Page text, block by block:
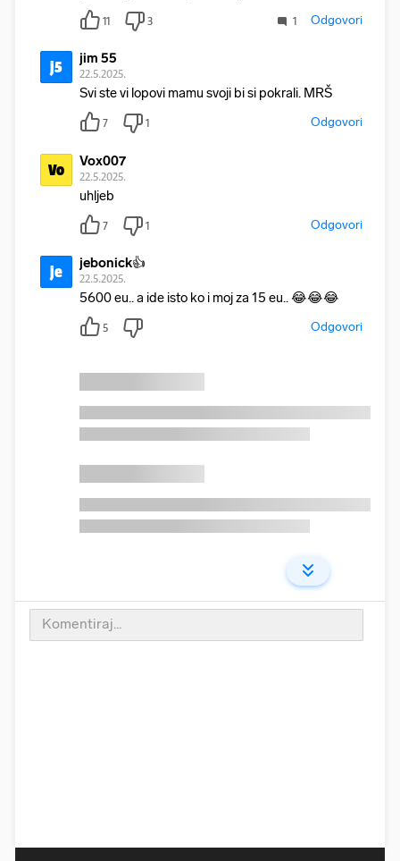
11 3 1 Odgovori
j5 jim 55
22.5.2025.
Svi ste vi lopovi mamu svoji bi si pokrali. MRŠ
7 1 Odgovori
Vo Vox007
22.5.2025.
uhljeb
7 1 Odgovori
je jebonick👍
22.5.2025.
5600 eu.. a ide isto ko i moj za 15 eu.. 😂😂😂
5 Odgovori